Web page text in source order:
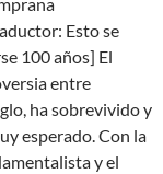
Esto se
100 años] El
entre
ha sobrevivido y
esperado. Con la
y el